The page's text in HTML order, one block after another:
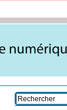
Traque contre